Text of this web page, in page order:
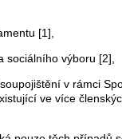
[1],
sociálního výboru [2],
v rámci
ve více
náhrady
škody